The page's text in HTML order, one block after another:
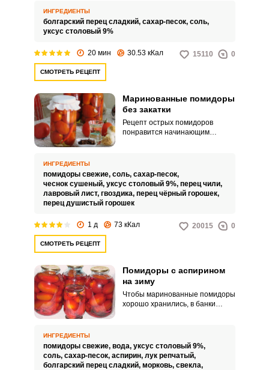
специй, их вкусовые качества
ничуть не уступают их
сами.
ИНГРЕДИЕНТЫ
болгарский перец сладкий, сахар-песок, соль,
уксус столовый 9%
20 мин 30.53 кКал 15110 0
СМОТРЕТЬ РЕЦЕПТ
Маринованные помидоры
без закатки
Рецепт острых помидоров
понравится начинающим
можно просто приобрести
винтовые крышки и
соответствующие банки под них.
ИНГРЕДИЕНТЫ
помидоры свежие, соль, сахар-песок,
чеснок сушеный, уксус столовый 9%, перец чили,
лавровый лист, гвоздика, перец чёрный горошек,
перец душистый горошек
1 д 73 кКал 20015 0
СМОТРЕТЬ РЕЦЕПТ
Помидоры с аспирином
на зиму
Чтобы маринованные помидоры
хорошо хранились, в банки
неблагоприятных бактерий и
снижает риск порчи.
ИНГРЕДИЕНТЫ
помидоры свежие, вода, уксус столовый 9%,
соль, сахар-песок, аспирин, лук репчатый,
болгарский перец сладкий, морковь, свекла,